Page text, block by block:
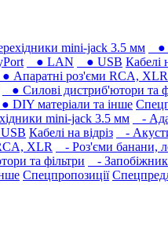
mini-jack 3.5 мм ●
● LAN ● USB Кабелі
● Апаратні роз'єми RCA, XLR
● Силові дистриб'ютори та
DIY матеріали та інше
mini-jack 3.5 мм -
Кабелі на відріз -
XLR - Роз'єми банани,
та фільтри -
Спецпропозиції